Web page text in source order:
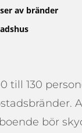
av bränder
till 130
bör